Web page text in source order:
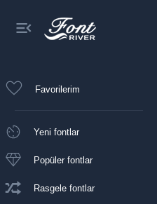
Favorilerim
Yeni fontlar
Popüler fontlar
Rasgele fontlar